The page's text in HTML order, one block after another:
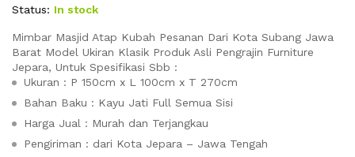
Status: In stock
Mimbar Masjid Atap Kubah Pesanan Dari Kota Subang Jawa
Barat Model Ukiran Klasik Produk Asli Pengrajin Furniture
Jepara, Untuk Spesifikasi Sbb :
Ukuran : P 150cm x L 100cm x T 270cm
Bahan Baku : Kayu Jati Full Semua Sisi
Harga Jual : Murah dan Terjangkau
Pengiriman : dari Kota Jepara – Jawa Tengah